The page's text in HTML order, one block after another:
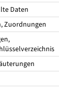
Daten
Zuordnungen